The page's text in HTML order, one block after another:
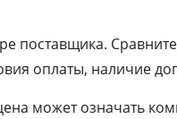
оплаты, наличие
может означать